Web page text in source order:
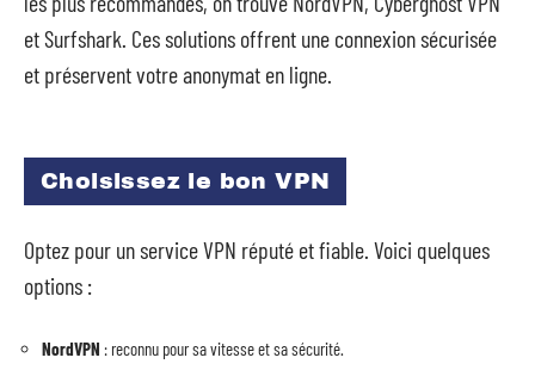
et Surfshark. Ces solutions offrent une connexion sécurisée
et préservent votre anonymat en ligne.
Choisissez le bon VPN
Optez pour un service VPN réputé et fiable. Voici quelques
options :
NordVPN : reconnu pour sa vitesse et sa sécurité.